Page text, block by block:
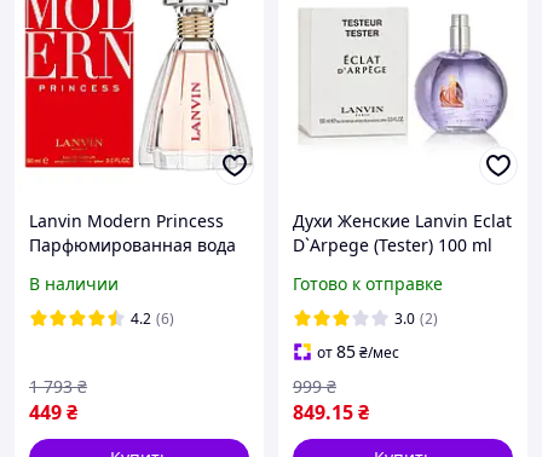
Lanvin Modern Princess
Парфюмированная вода
Принцесс )
В наличии
4.2 (6)
449₴
1 793 ₴
Духи Женские Lanvin Eclat
D`Arpege (Tester) 100 ml
(Тестер) 100 мл all К
Готово к отправке
3.0 (2)
от85₴/мес
849.15₴
999 ₴